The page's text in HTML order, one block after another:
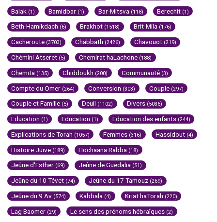
Balak (1) Bamidbar (1) Bar-Mitsva (118) Berechit (1)
Beth-Hamikdach (6) Brakhot (1518) Brit-Mila (176)
Cacheroute (3703) Chabbath (2426) Chavouot (219)
Chémini Atseret (5) Chemirat haLachone (188)
Chemita (135) Chiddoukh (200) Communauté (3)
Compte du Omer (264) Conversion (303) Couple (297)
Couple et Famille (5) Deuil (1102) Divers (5036)
Education (1) Education (1) Education des enfants (244)
Explications de Torah (1057) Femmes (316) Hassidout (4)
Histoire Juive (189) Hochaana Rabba (18)
Jeûne d'Esther (69) Jeûne de Guedalia (51)
Jeûne du 10 Tévet (74) Jeûne du 17 Tamouz (269)
Jeûne du 9 Av (574) Kabbala (4) Kriat haTorah (220)
Lag Baomer (29) Le sens des prénoms hébraïques (2)